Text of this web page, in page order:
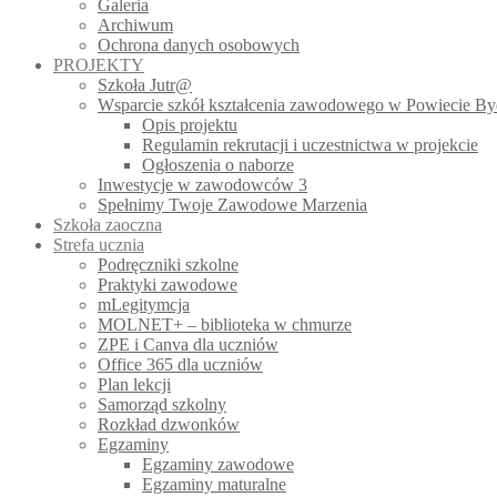
Galeria
Archiwum
Ochrona danych osobowych
PROJEKTY
Szkoła Jutr@
Wsparcie szkół kształcenia zawodowego w Powiecie
Opis projektu
Regulamin rekrutacji i uczestnictwa w projekcie
Ogłoszenia o naborze
Inwestycje w zawodowców 3
Spełnimy Twoje Zawodowe Marzenia
Szkoła zaoczna
Strefa ucznia
Podręczniki szkolne
Praktyki zawodowe
mLegitymcja
MOLNET+ – biblioteka w chmurze
ZPE i Canva dla uczniów
Office 365 dla uczniów
Plan lekcji
Samorząd szkolny
Rozkład dzwonków
Egzaminy
Egzaminy zawodowe
Egzaminy maturalne